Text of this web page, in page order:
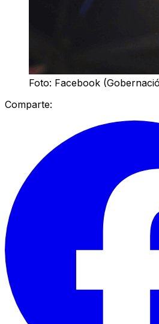
Foto: Facebook
Comparte: